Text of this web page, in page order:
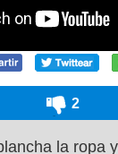
2
la ropa